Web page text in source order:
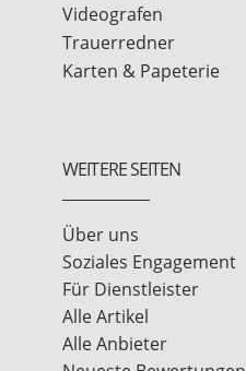
Videografen
Trauerredner
Karten & Papeterie
WEITERE SEITEN
Über uns
Soziales Engagement
Für Dienstleister
Alle Artikel
Alle Anbieter